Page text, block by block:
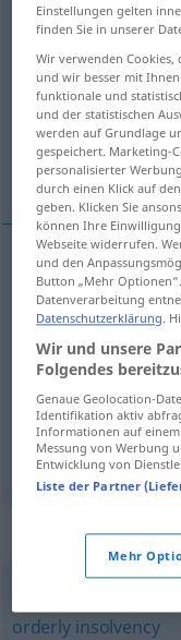
Übersicht aller
(Für mehr Details die
insolvency,
suspension of
insolvency
bankruptcy
suspensionof
Zahlungseinstellung
orderly insolvency
Einstellungen gelten
finden Sie in unserer
Wir verwenden Cookies,
und wir besser mit
funktionale und
und der statistischen
werden auf Grundlage
gespeichert. Marketing-
personalisierter
durch einen Klick auf
geben. Klicken Sie
können Ihre
Webseite widerrufen.
und den
Button „Mehr
Datenverarbeitung
Datenschutzerklärung.
Wir und unsere
Folgendes
Genaue Geolocation-
Identifikation aktiv
Informationen auf
Messung von Werbung
Entwicklung von
Liste der Partner
Mehr